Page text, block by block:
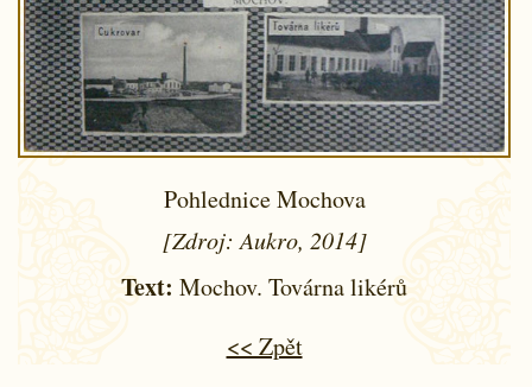
Pohlednice Mochova
[Zdroj: Aukro, 2014]
Text: Mochov. Továrna likérů
<< Zpět